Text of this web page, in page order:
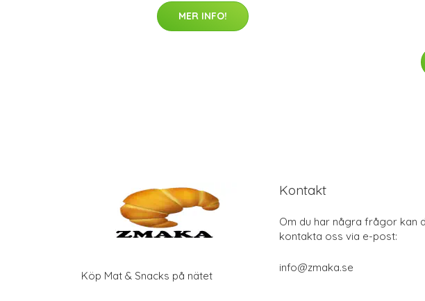
MER INFO!
Köp Mat & Snacks på nätet
Kontakt
Om du har några frågor kan
kontakta oss via e-post:
info@zmaka.se